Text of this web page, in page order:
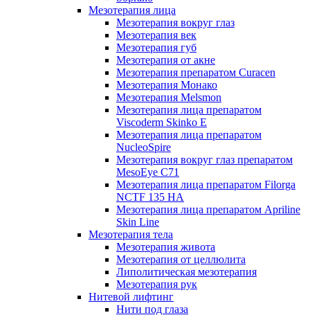
Мезотерапия лица
Мезотерапия вокруг глаз
Мезотерапия век
Мезотерапия губ
Мезотерапия от акне
Мезотерапия препаратом Curacen
Мезотерапия Монако
Мезотерапия Melsmon
Мезотерапия лица препаратом
Viscoderm Skinko E
Мезотерапия лица препаратом
NucleoSpire
Мезотерапия вокруг глаз препаратом
MesoEye С71
Мезотерапия лица препаратом Filorga
NCTF 135 HA
Мезотерапия лица препаратом Apriline
Skin Line
Мезотерапия тела
Мезотерапия живота
Мезотерапия от целлюлита
Липолитическая мезотерапия
Мезотерапия рук
Нитевой лифтинг
Нити под глаза